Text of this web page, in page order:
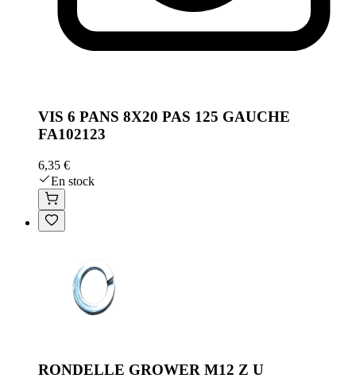
VIS 6 PANS 8X20 PAS 125 GAUCHE
FA102123
6,35 €
En stock
RONDELLE GROWER M12 Z U